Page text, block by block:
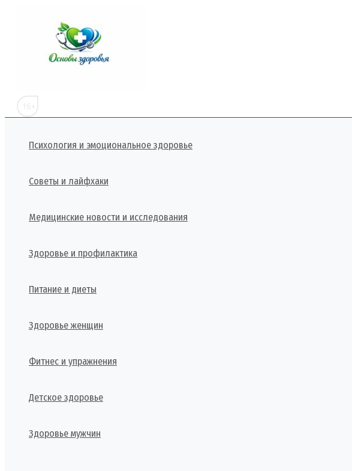
содержимому
Психология и эмоциональное здоровье
Советы и лайфхаки
Медицинские новости и исследования
Здоровье и профилактика
Питание и диеты
Здоровье женщин
Фитнес и упражнения
Детское здоровье
Здоровье мужчин